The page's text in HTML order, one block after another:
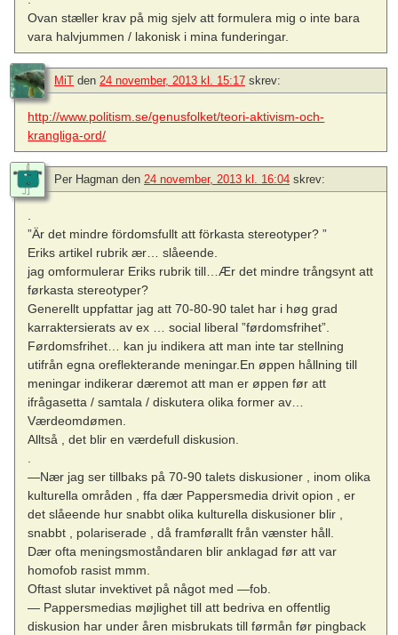
Ovan stæller krav på mig sjelv att formulera mig o inte bara
vara halvjummen / lakonisk i mina funderingar.
MiT den 24 november, 2013 kl. 15:17 skrev:
http://www.politism.se/genusfolket/teori-aktivism-och-
krangliga-ord/
Per Hagman den 24 november, 2013 kl. 16:04 skrev:
.
”Är det mindre fördomsfullt att förkasta stereotyper? ”
Eriks artikel rubrik ær… slåeende.
jag omformulerar Eriks rubrik till…Ær det mindre trångsynt att
førkasta stereotyper?
Generellt uppfattar jag att 70-80-90 talet har i høg grad
karraktersierats av ex … social liberal ”førdomsfrihet”.
Førdomsfrihet… kan ju indikera att man inte tar stellning
utifrån egna oreflekterande meningar.En øppen hållning till
meningar indikerar dæremot att man er øppen før att
ifrågasetta / samtala / diskutera olika former av…
Værdeomdømen.
Alltså , det blir en værdefull diskusion.
.
—Nær jag ser tillbaks på 70-90 talets diskusioner , inom olika
kulturella områden , ffa dær Pappersmedia drivit opion , er
det slåeende hur snabbt olika kulturella diskusioner blir ,
snabbt , polariserade , då framførallt från vænster håll.
Dær ofta meningsmoståndaren blir anklagad før att var
homofob rasist mmm.
Oftast slutar invektivet på något med —fob.
— Pappersmedias møjlighet till att bedriva en offentlig
diskusion har under åren misbrukats till førmån før pingback